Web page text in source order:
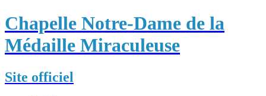
Chapelle Notre-Dame de la
Médaille Miraculeuse
Site officiel